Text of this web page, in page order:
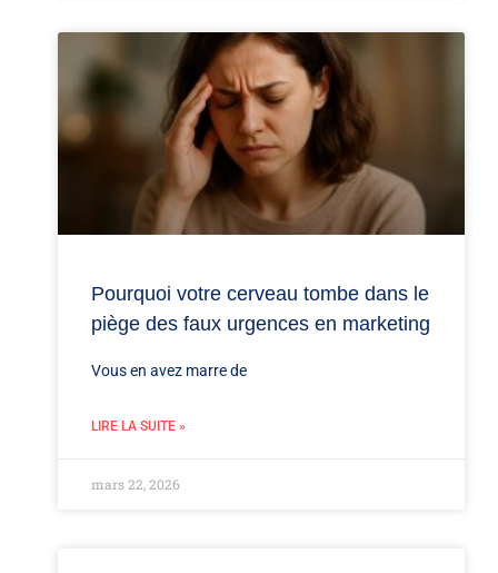
Pourquoi votre cerveau tombe dans le
piège des faux urgences en marketing
Vous en avez marre de
LIRE LA SUITE »
mars 22, 2026